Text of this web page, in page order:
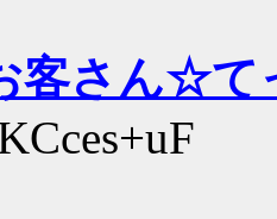
客さん☆て